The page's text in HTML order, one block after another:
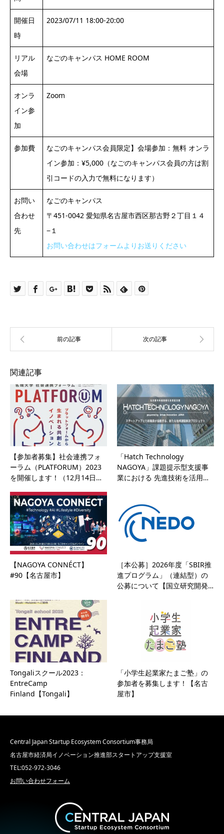
開催日
時
2023/07/11 18:00-20:00
リアル
会場
なごのキャンパス HOME ROOM
オンラ
イン参
加
Zoom
参加費
なごのキャンパス会員限定】会場参加：無料 オンラ
イン参加：¥5,000（なごのキャンパス会員の方は割
引コードの入力で無料になります）
お問い
合わせ
先
なごのキャンパス
〒451-0042 愛知県名古屋市西区那古野２丁目１４
−１
お問い合わせはフォームよりお送りください
関連記事
【参加者募集】社会連携フォ
ーラム（PLATFORUM）2023
を開催します！（12月14日…
「Hatch Technology
NAGOYA」課題提示型支援事
業における 先進技術を活用…
【NAGOYA CONNÉCT】
#90【名古屋市】
［本公募］2026年度「SBIR推
進プログラム」（連結型）の
公募について【国立研究開発…
Tongaliスクール2023：
EntreCamp
Finland【Tongali】
「小学生起業家たまご塾」の
参加者を募集します！【名古
屋市】
Central Japan Startup Ecosystem Consortium事務局
名古屋市経済局イノベーション推進部スタートアップ支援室
TEL:052-972-3046
お問い合わせフォーム